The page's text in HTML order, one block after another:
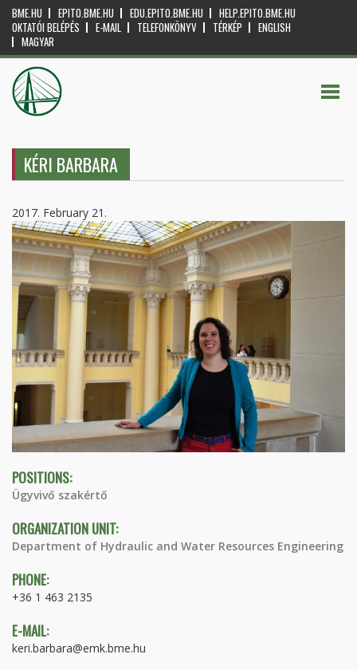
BME.HU EPITO.BME.HU EDU.EPITO.BME.HU
HELP.EPITO.BME.HU
OKTATÓI BELÉPÉS
E-MAIL TELEFONKÖNYV TÉRKÉP
ENGLISH
MAGYAR
KÉRI BARBARA
2017. February 21.
POSITIONS:
Ügyvivő szakértő
ORGANIZATION UNIT:
Department of Hydraulic and Water Resources Engineering
PHONE:
+36 1 463 2135
E-MAIL:
keri.barbara@emk.bme.hu